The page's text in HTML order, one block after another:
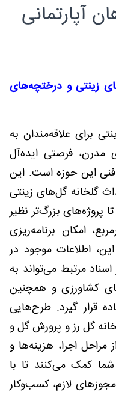
آپارتمانی
زینتی و درختچه‌های
برای علاقه‌مندان به
مدرن، فرصتی ایده‌آل
این حوزه است. این
گلخانه گل‌های زینتی
۳۰۰ مترمربع تا پروژه‌های بزرگ‌تر نظیر
و حتی ۱۰,۰۰۰ مترمربع، امکان برنامه‌ریزی
اطلاعات موجود در
۱۴۰۳ و دیگر اسناد مرتبط می‌تواند به
کشاورزی و همچنین
قرار گیرد. طرح‌هایی
گل رز و پرورش گل و
مراحل اجرا، هزینه‌ها و
کمک می‌کنند تا با
لازم، کسب‌وکار